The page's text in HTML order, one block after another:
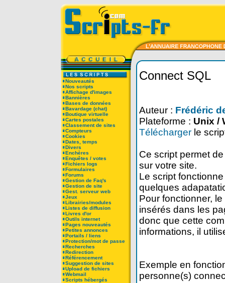
Nouveautés
Nos scripts
Affichage d'images
Bannières
Bases de données
Bavardage (chat)
Boutique virtuelle
Cartes postales
Classement de sites
Compteurs
Cookies
Dates, temps
Divers
Enchères
Enquêtes / votes
Fichiers logs
Formulaires
Forums
Gestion de Faq's
Gestion de site
Gest. serveur web
Jeux
Librairies/modules
Listes de diffusion
Livres d'or
Outils internet
Pages nouveautés
Petites annonces
Portails / liens
Protection/mot de passe
Recherches
Redirection
Référencement
Suggestion de sites
Upload de fichiers
Webmail
Scripts hébergés
Connect SQL
Auteur : Frédéric
Plateforme : Unix /
Téléchargerle
Ce script permet
sur votre site.
Le script
quelques
Pour fonctionner,
insérés dans les
donc que cette
informations, il
Exemple en
personne(s)